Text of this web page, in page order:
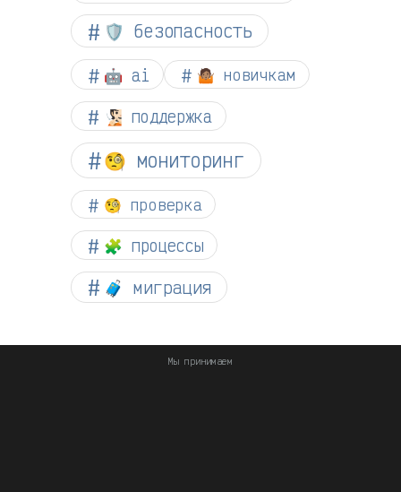
🛡️ безопасность
🤖 ai 🤷🏽 новичкам
🧏🏻 поддержка
🧐 мониторинг
🧐 проверка
🧩 процессы
🧳 миграция
Мы принимаем